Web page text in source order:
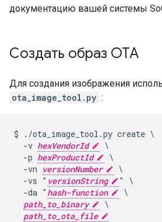
документацию вашей системы
Создать образ OTA
Для создания изображения
ota_image_tool.py :
$ ./ota_image_tool.py create \
  -v
hexVendorId
\
  -p
hexProductId
\
  -vn
versionNumber
\
  -vs "
versionString
" \
  -da "
hash-function
\
path_to_binary
\
path_to_ota_file